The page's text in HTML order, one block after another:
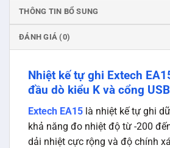
THÔNG TIN BỔ SUNG
ĐÁNH GIÁ (0)
Nhiệt kế tự ghi Extech
đầu dò kiểu K và cổng USB
Extech EA15 là nhiệt kế tự ghi
khả năng đo nhiệt độ từ -200
dải nhiệt cực rộng và độ chính